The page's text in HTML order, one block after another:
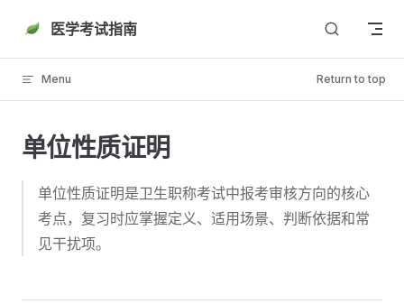
Skip to content
医学考试指南
Menu Return to top
单位性质证明
单位性质证明是卫生职称考试中报考审核方向的核心
考点，复习时应掌握定义、适用场景、判断依据和常
见干扰项。